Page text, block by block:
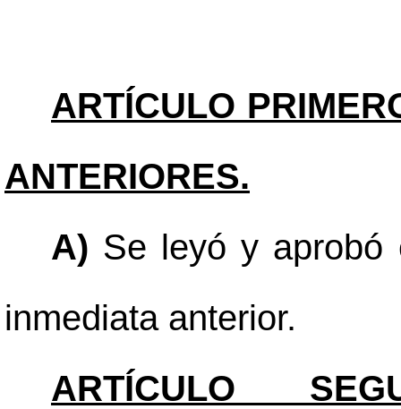
ARTÍCULO
ANTERIORES.
A) Se leyó y aprobó
inmediata anterior.
ARTÍCULO